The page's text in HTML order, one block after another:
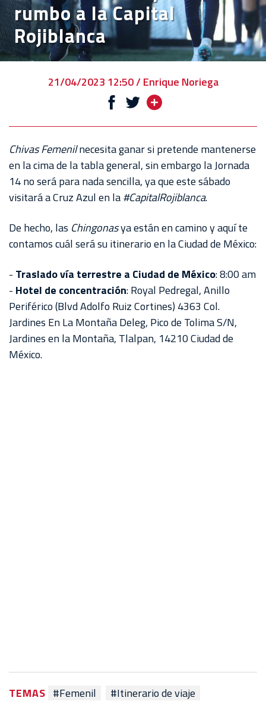
VENTA
DE
BOLETOS
CHIVABONOS
REBAÑO
CHIVAS
TIENDA
CHIVAS
CHIVASTV
AKRON
TOUR
ESTADIO
AKRON
rumbo a la Capital
Rojiblanca
21/04/2023 12:50 / Enrique Noriega
Chivas Femenilnecesita ganar si pretende mantenerse
en la cima de la tabla general, sin embargo la Jornada
14 no será para nada sencilla, ya que este sábado
visitará a Cruz Azul en la#CapitalRojiblanca.
De hecho, las Chingonasya están en camino y aquí te
contamos cuál será su itinerario en la Ciudad de México:
- Traslado vía terrestre a Ciudad de México: 8:00 am
- Hotel de concentración: Royal Pedregal, Anillo
Periférico (Blvd Adolfo Ruiz Cortines) 4363 Col.
Jardines En La Montaña Deleg, Pico de Tolima S/N,
Jardines en la Montaña, Tlalpan, 14210 Ciudad de
México.
TEMAS #Femenil
#Itinerario de viaje